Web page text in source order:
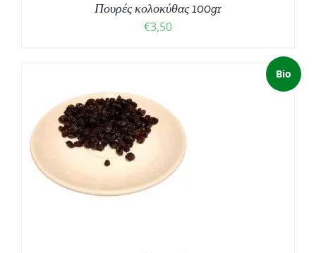
Πουρές κολοκύθας 100gr
€3,50
Bio